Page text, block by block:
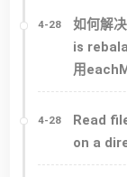
4-28
如何解
is
用
4-28
Read
on a